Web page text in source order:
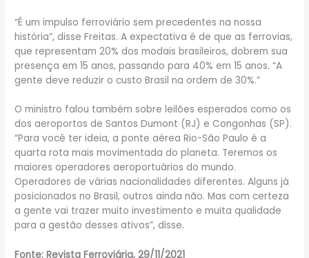
“É um impulso ferroviário sem precedentes na nossa
história”, disse Freitas. A expectativa é de que as ferrovias,
que representam 20% dos modais brasileiros, dobrem sua
presença em 15 anos, passando para 40% em 15 anos. “A
gente deve reduzir o custo Brasil na ordem de 30%.”
O ministro falou também sobre leilões esperados como os
dos aeroportos de Santos Dumont (RJ) e Congonhas (SP).
“Para você ter ideia, a ponte aérea Rio-São Paulo é a
quarta rota mais movimentada do planeta. Teremos os
maiores operadores aeroportuários do mundo.
Operadores de várias nacionalidades diferentes. Alguns já
posicionados no Brasil, outros ainda não. Mas com certeza
a gente vai trazer muito investimento e muita qualidade
para a gestão desses ativos”, disse.
Fonte: Revista Ferroviária, 29/11/2021